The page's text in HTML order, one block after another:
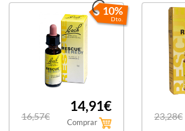
10%
Dto.
16,57€
14,91€
Comprar
23,28€